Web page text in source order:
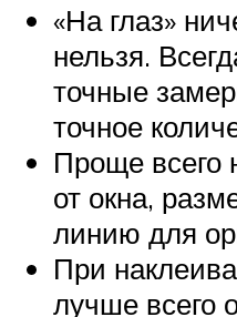
«На глаз»
нельзя.
точные
точное
Проще всего
от окна,
линию для
При
лучше всего